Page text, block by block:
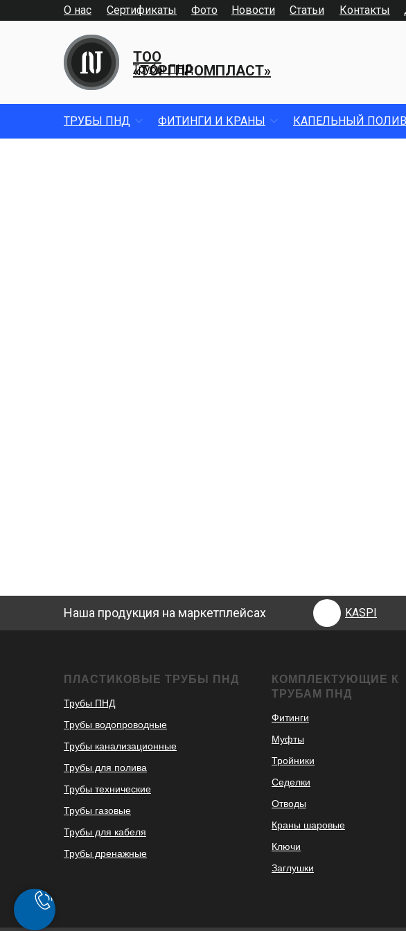
О нас Контакты
Фото
Сертификаты Новости Статьи
ТОО
«ТОРГПРОМПЛАСТ»
Трубы ПНД
ТРУБЫ ПНД ФИТИНГИ И КРАНЫ КАПЕЛЬНЫЙ ПОЛИВ
Наша продукция на маркетплейсах KASPI
ПЛАСТИКОВЫЕ ТРУБЫ ПНД
Трубы ПНД
Трубы водопроводные
Трубы канализационные
Трубы для полива
Трубы технические
Трубы газовые
Трубы для кабеля
Трубы дренажные
КОМПЛЕКТУЮЩИЕ К
ТРУБАМ ПНД
Фитинги
Муфты
Тройники
Седелки
Отводы
Краны шаровые
Ключи
Заглушки